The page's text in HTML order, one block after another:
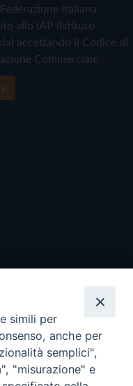
Italiana
allo IAP (Istituto
accettando il Codice di
Commerciale
simili per
anche per
semplici",
"misurazione" e